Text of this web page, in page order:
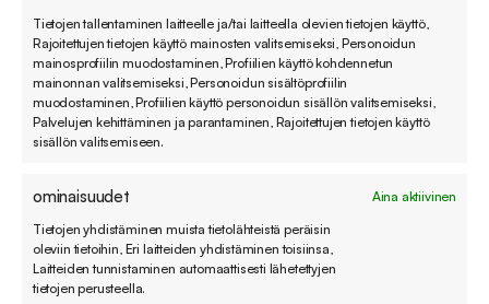
Tietojen tallentaminen laitteelle ja/tai laitteella olevien tietojen käyttö,
Rajoitettujen tietojen käyttö mainosten valitsemiseksi, Personoidun
mainosprofiilin muodostaminen, Profiilien käyttö kohdennetun
mainonnan valitsemiseksi, Personoidun sisältöprofiilin
muodostaminen, Profiilien käyttö personoidun sisällön valitsemiseksi,
Palvelujen kehittäminen ja parantaminen, Rajoitettujen tietojen käyttö
sisällön valitsemiseen.
ominaisuudet
Aina aktiivinen
Tietojen yhdistäminen muista tietolähteistä peräisin
oleviin tietoihin, Eri laitteiden yhdistäminen toisiinsa,
Laitteiden tunnistaminen automaattisesti lähetettyjen
tietojen perusteella.
koskevat tiedot ja vaatia virheellisen tiedon
korjaamista rekisterissä. Rekisteröidyllä on myös
oikeus kieltää Sovellin Oy:tä käsittelemästä häntä
koskevia tietoja suoramainontaa, etämyyntiä ja
muuta suoramarkkinointia sekä markkina- ja
Tarkastus- ja oikaisupyynnöt sekä ilmoitus kielto-
oikeuden käyttämisestä tulee lähettää kirjallisesti
ja allekirjoitettuna osoitteeseen Sovellin Oy,